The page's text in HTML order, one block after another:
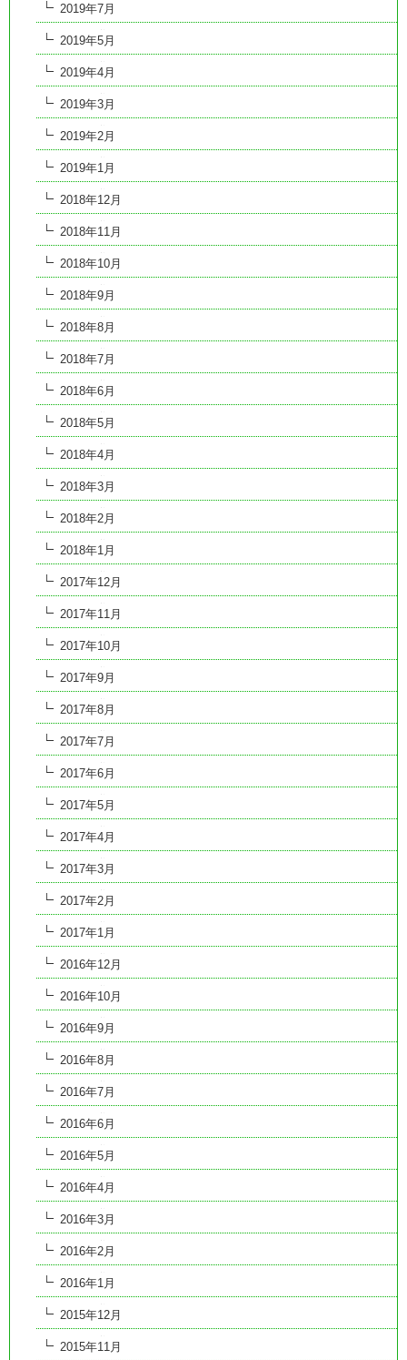
2019年7月
2019年5月
2019年4月
2019年3月
2019年2月
2019年1月
2018年12月
2018年11月
2018年10月
2018年9月
2018年8月
2018年7月
2018年6月
2018年5月
2018年4月
2018年3月
2018年2月
2018年1月
2017年12月
2017年11月
2017年10月
2017年9月
2017年8月
2017年7月
2017年6月
2017年5月
2017年4月
2017年3月
2017年2月
2017年1月
2016年12月
2016年10月
2016年9月
2016年8月
2016年7月
2016年6月
2016年5月
2016年4月
2016年3月
2016年2月
2016年1月
2015年12月
2015年11月